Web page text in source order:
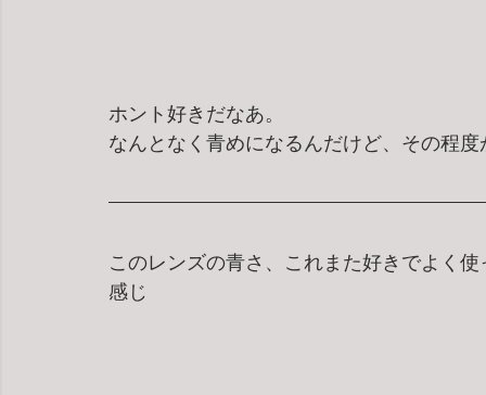
ホント好きだなあ。
なんとなく青めになるんだけど、その程
このレンズの青さ、これまた好きでよく
感じ